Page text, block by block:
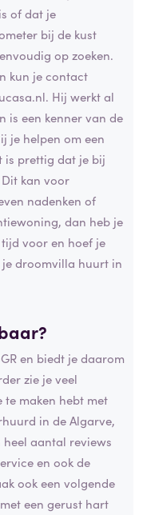
of dat je
bij de kust
op zoeken.
kun je contact
Hij werkt al
is een kenner van de
je helpen om een
is prettig dat je bij
kan voor
nadenken of
dan heb je
voor en hoef je
droomvilla huurt in
en biedt je daarom
zie je veel
maken hebt met
in de Algarve,
heel aantal reviews
en ook de
ook een volgende
een gerust hart